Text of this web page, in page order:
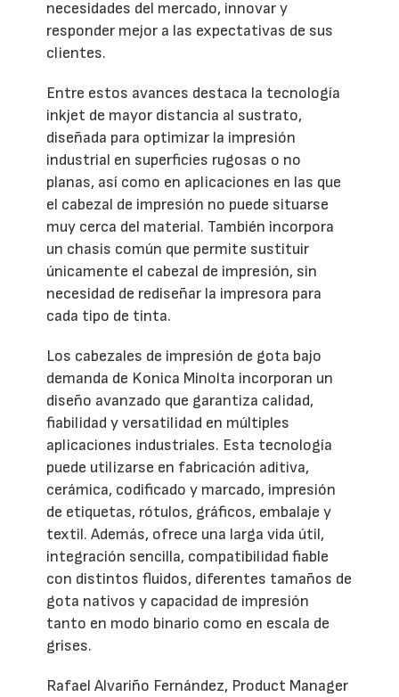
necesidades del mercado, innovar y
responder mejor a las expectativas de sus
clientes.
Entre estos avances destaca la tecnología
inkjet de mayor distancia al sustrato,
diseñada para optimizar la impresión
industrial en superficies rugosas o no
planas, así como en aplicaciones en las que
el cabezal de impresión no puede situarse
muy cerca del material. También incorpora
un chasis común que permite sustituir
únicamente el cabezal de impresión, sin
necesidad de rediseñar la impresora para
cada tipo de tinta.
Los cabezales de impresión de gota bajo
demanda de Konica Minolta incorporan un
diseño avanzado que garantiza calidad,
fiabilidad y versatilidad en múltiples
aplicaciones industriales. Esta tecnología
puede utilizarse en fabricación aditiva,
cerámica, codificado y marcado, impresión
de etiquetas, rótulos, gráficos, embalaje y
textil. Además, ofrece una larga vida útil,
integración sencilla, compatibilidad fiable
con distintos fluidos, diferentes tamaños de
gota nativos y capacidad de impresión
tanto en modo binario como en escala de
grises.
Rafael Alvariño Fernández, Product Manager